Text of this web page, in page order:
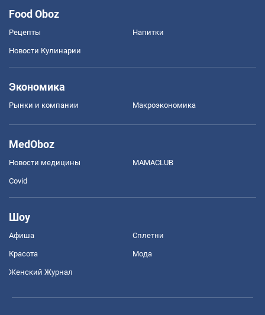
Food Oboz
Рецепты Напитки
Новости Кулинарии
Экономика
Рынки и компании Mакроэкономика
MedOboz
Новости медицины MAMACLUB
Covid
Шоу
Афиша Сплетни
Красота Мода
Женский Журнал